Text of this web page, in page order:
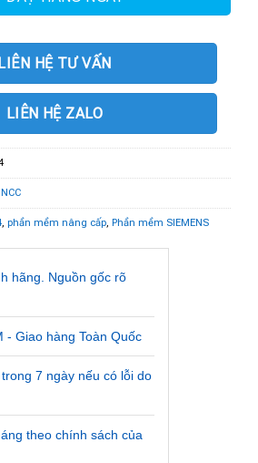
HỆ TƯ VẤN
LIÊN HỆ ZALO
, phần mềm nâng cấp, Phần mềm SIEMENS
hãng. Nguồn gốc rõ
- Giao hàng Toàn Quốc
7 ngày nếu có lỗi do
theo chính sách của